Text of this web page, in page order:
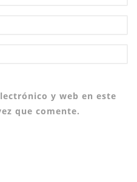
y web en este
que comente.